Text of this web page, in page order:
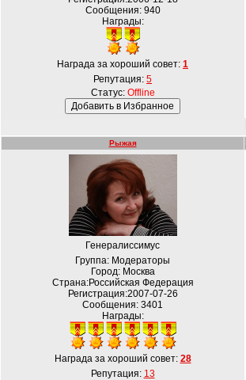
Сообщения: 940
Награды:
Награда за хороший совет: 1
Репутация: 5
Статус: Offline
Рыжая
Генералиссимус
Группа: Модераторы
Город: Москва
Страна:Российская Федерация
Регистрация:2007-07-26
Сообщения: 3401
Награды:
Награда за хороший совет: 28
Репутация: 13